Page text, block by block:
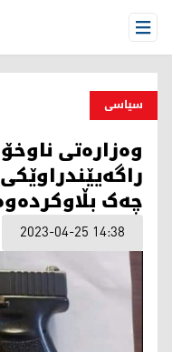
Open Menu
سیاسی
وەزارەتی
چەک
2023-04-25 14:38